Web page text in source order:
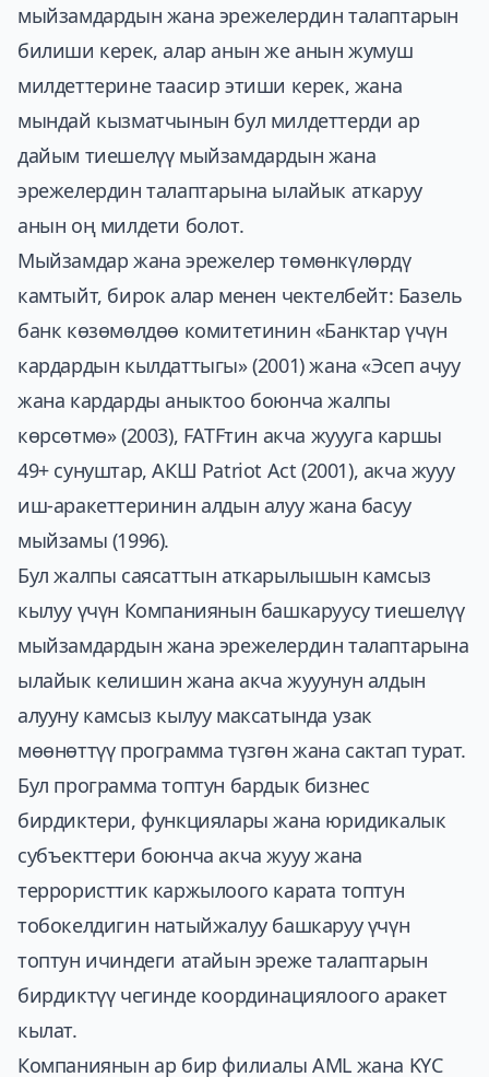
мыйзамдардын жана эрежелердин талаптарын
билиши керек, алар анын же анын жумуш
милдеттерине таасир этиши керек, жана
мындай кызматчынын бул милдеттерди ар
дайым тиешелүү мыйзамдардын жана
эрежелердин талаптарына ылайык аткаруу
анын оң милдети болот.
Мыйзамдар жана эрежелер төмөнкүлөрдү
камтыйт, бирок алар менен чектелбейт: Базель
банк көзөмөлдөө комитетинин «Банктар үчүн
кардардын кылдаттыгы» (2001) жана «Эсеп ачуу
жана кардарды аныктоо боюнча жалпы
көрсөтмө» (2003), FATFтин акча жуууга каршы
49+ сунуштар, АКШ Patriot Act (2001), акча жууу
иш-аракеттеринин алдын алуу жана басуу
мыйзамы (1996).
Бул жалпы саясаттын аткарылышын камсыз
кылуу үчүн Компаниянын башкаруусу тиешелүү
мыйзамдардын жана эрежелердин талаптарына
ылайык келишин жана акча жууунун алдын
алууну камсыз кылуу максатында узак
мөөнөттүү программа түзгөн жана сактап турат.
Бул программа топтун бардык бизнес
бирдиктери, функциялары жана юридикалык
субъекттери боюнча акча жууу жана
террористтик каржылоого карата топтун
тобокелдигин натыйжалуу башкаруу үчүн
топтун ичиндеги атайын эреже талаптарын
бирдиктүү чегинде координациялоого аракет
кылат.
Компаниянын ар бир филиалы AML жана KYC